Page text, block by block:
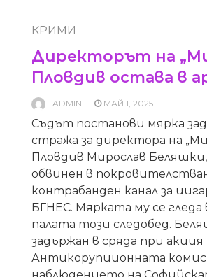
КРИМИ
Директорът на
Пловдив остава в
ADMIN МАЙ 1, 2025
Съдът постанови мярка
стража за директора на
Пловдив Мирослав
обвинен в
контрабанден канал за
БГНЕС. Мярката му се
палата този следобед.
задържан в сряда при акция
Антикорупционната